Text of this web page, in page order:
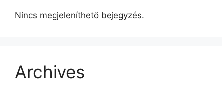
Nincs megjeleníthető bejegyzés.
Archives